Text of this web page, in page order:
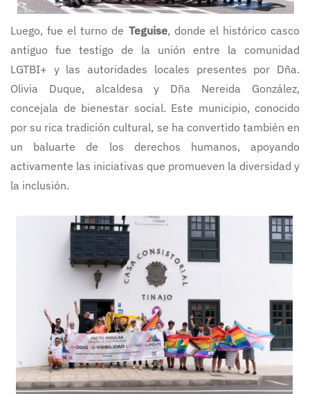
Luego, fue el turno de Teguise, donde el histórico casco
antiguo fue testigo de la unión entre la comunidad
LGTBI+ y las autoridades locales presentes por Dña.
Olivia Duque, alcaldesa y Dña Nereida González,
concejala de bienestar social. Este municipio, conocido
por su rica tradición cultural, se ha convertido también en
un baluarte de los derechos humanos, apoyando
activamente las iniciativas que promueven la diversidad y
la inclusión.